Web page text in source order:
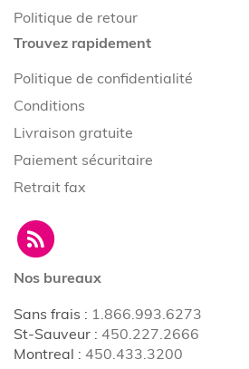
Politique de retour
Trouvez rapidement
Politique de confidentialité
Conditions
Livraison gratuite
Paiement sécuritaire
Retrait fax
Nos bureaux
Sans frais : 1.866.993.6273
St-Sauveur : 450.227.2666
Montreal : 450.433.3200